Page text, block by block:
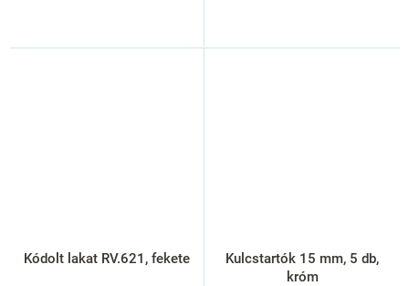
Kódolt lakat RV.621, fekete
Kulcstartók 15 mm, 5 db,
króm